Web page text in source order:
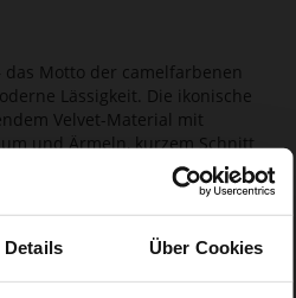
Details Über Cookies
Motto der camelfarbenen
Lässigkeit. Die ikonische
Velvet-Material mit
und Ärmeln, kurzem Schnitt
die Jacke zum unverzichtbaren
Reduziert im Design, klar in
Blouson von seiner
und seinem zeitlosen
Looks, die sportlichen Chic
Zu fließenden Kleidern,